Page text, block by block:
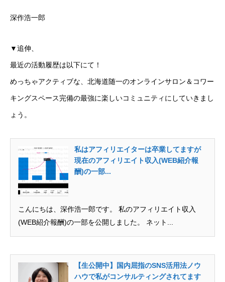
深作浩一郎
▼追伸、
最近の活動履歴は以下にて！
めっちゃアクティブな、北海道随一のオンラインサロン＆コワー
キングスペース完備の最強に楽しいコミュニティにしていきまし
ょう。
私はアフィリエイターは卒業してますが
現在のアフィリエイト収入(WEB紹介報
酬)の一部...
こんにちは、深作浩一郎です。 私のアフィリエイト収入
(WEB紹介報酬)の一部を公開しました。 ネット...
【生公開中】国内屈指のSNS活用法ノウ
ハウで私がコンサルティングされてます